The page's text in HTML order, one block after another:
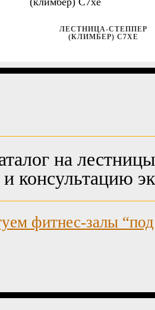
ЛЕСТНИЦА-СТЕППЕР
(КЛИМБЕР) C7XE
на
консультацию
фитнес-залы